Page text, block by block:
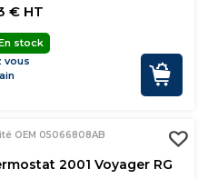
€ HT
stock
vous
OEM 05066808AB
2001 Voyager RG